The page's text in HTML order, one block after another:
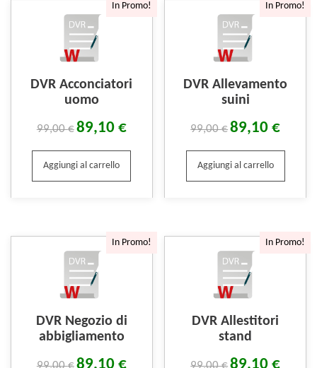
In Promo!
DVR Acconciatori
uomo
99,00€89,10 €
Aggiungi al carrello
In Promo!
DVR Allevamento
suini
99,00€89,10€
Aggiungi al carrello
In Promo!
DVR Negozio di
abbigliamento
In Promo!
DVR Allestitori
stand